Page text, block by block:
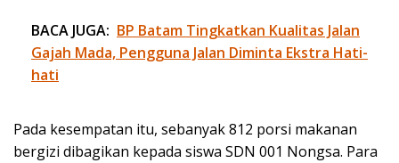
BACA JUGA: BP Batam Tingkatkan Kualitas Jalan
Gajah Mada, Pengguna Jalan Diminta Ekstra Hati-
hati
Pada kesempatan itu, sebanyak 812 porsi makanan
bergizi dibagikan kepada siswa SDN 001 Nongsa. Para